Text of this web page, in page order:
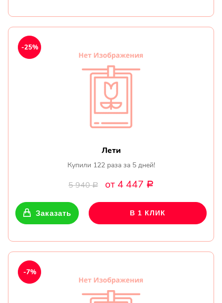
Лети
Купили 122 раза за 5 дней!
5 940Р от 4 447 Р
-25%
Заказать В 1 КЛИК
-7%